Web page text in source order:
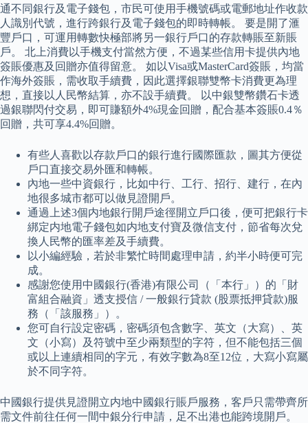
通不同銀行及電子錢包，市民可使用手機號碼或電郵地址作收款
人識別代號，進行跨銀行及電子錢包的即時轉帳。 要是開了滙
豐戶口，可運用轉數快極部將另一銀行戶口的存款轉賬至新賬
戶。 北上消費以手機支付當然方便，不過某些信用卡提供內地
簽賬優惠及回贈亦值得留意。 如以Visa或MasterCard簽賬，均當
作海外簽賬，需收取手續費，因此選擇銀聯雙幣卡消費更為理
想，直接以人民幣結算，亦不設手續費。 以中銀雙幣鑽石卡透
過銀聯閃付交易，即可賺額外4%現金回贈，配合基本簽賬0.4％
回贈，共可享4.4%回贈。
有些人喜歡以存款戶口的銀行進行國際匯款，圖其方便從
戶口直接交易外匯和轉帳。
內地一些中資銀行，比如中行、工行、招行、建行，在內
地很多城市都可以做見證開戶。
通過上述3個内地銀行開戶途徑開立戶口後，便可把銀行卡
綁定内地電子錢包如内地支付寶及微信支付，節省每次兌
換人民幣的匯率差及手續費。
以小編經驗，若於非繁忙時間處理申請，約半小時便可完
成。
感謝您使用中國銀行(香港)有限公司（「本行」）的「財
富組合融資」透支授信 / 一般銀行貸款 (股票抵押貸款)服
務（「該服務」）。
您可自行設定密碼，密碼須包含數字、英文（大寫）、英
文（小寫）及符號中至少兩類型的字符，但不能包括三個
或以上連續相同的字元，有效字數為8至12位，大寫小寫屬
於不同字符。
中國銀行提供見證開立内地中國銀行賬戶服務，客戶只需帶齊所
需文件前往任何一間中銀分行申請，足不出港也能跨境開戶。